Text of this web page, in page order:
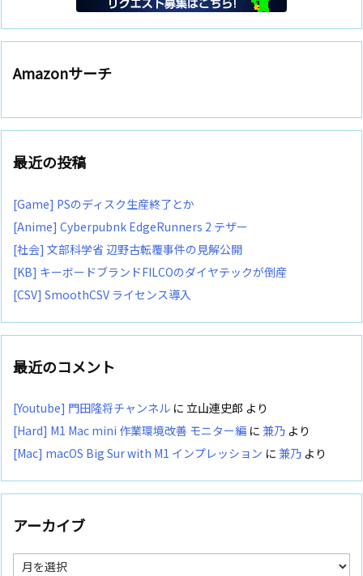
Amazonサーチ
最近の投稿
[Game] PSのディスク生産終了とか
[Anime] Cyberpubnk EdgeRunners 2 テザー
[社会] 文部科学省 辺野古転覆事件の見解公開
[KB] キーボードブランドFILCOのダイヤテックが倒産
[CSV] SmoothCSV ライセンス導入
最近のコメント
[Youtube] 門田隆将チャンネル に 立山連史郎 より
[Hard] M1 Mac mini 作業環境改善 モニター編 に 兼乃 より
[Mac] macOS Big Sur with M1 インプレッション に 兼乃 より
アーカイブ
ア